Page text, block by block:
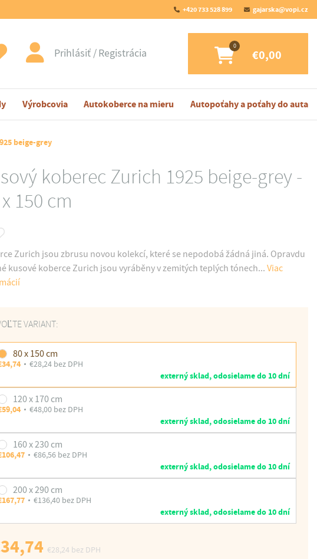
+420 733 528 899 gajarska@vopi.cz
Prihlásiť Registrácia €0,00
Výrobcovia Autokoberce na mieru Autopoťahy a poťahy do auta
beige-grey
koberec Zurich 1925 beige-grey -
150 cm
Zurich jsou zbrusu novou kolekcí, které se nepodobá žádná jiná. Opravdu
kusové koberce Zurich jsou vyráběny v zemitých teplých tónech... Viac
VARIANT:
80 x 150 cm
€28,24 bez DPH
externý sklad, odosielame do 10 dní
120 x 170 cm
€48,00 bez DPH
externý sklad, odosielame do 10 dní
160 x 230 cm
€86,56 bez DPH
externý sklad, odosielame do 10 dní
200 x 290 cm
€136,40 bez DPH
externý sklad, odosielame do 10 dní
€28,24 bez DPH